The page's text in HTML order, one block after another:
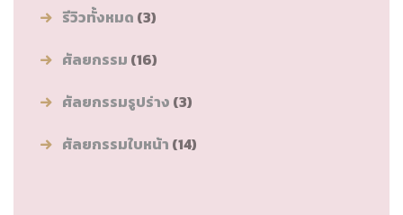
รีวิวทั้งหมด (3)
ศัลยกรรม (16)
ศัลยกรรมรูปร่าง (3)
ศัลยกรรมใบหน้า (14)